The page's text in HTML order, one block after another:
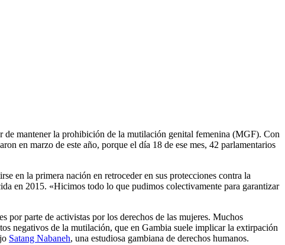
de mantener la prohibición de la mutilación genital femenina (MGF). Con
en marzo de este año, porque el día 18 de ese mes, 42 parlamentarios
en la primera nación en retroceder en sus protecciones contra la
en 2015. «Hicimos todo lo que pudimos colectivamente para garantizar
por parte de activistas por los derechos de las mujeres. Muchos
negativos de la mutilación, que en Gambia suele implicar la extirpación
Satang Nabaneh, una estudiosa gambiana de derechos humanos.